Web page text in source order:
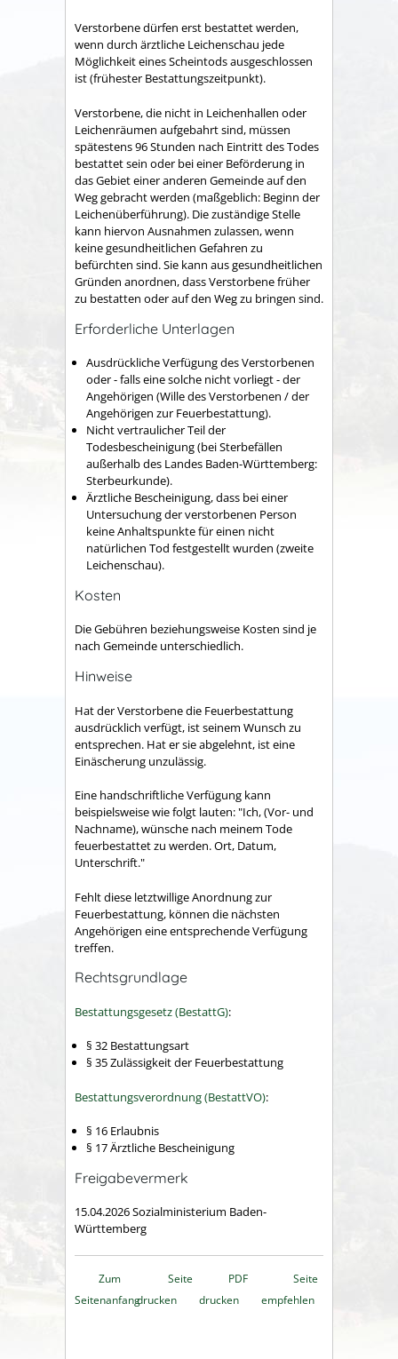
Verstorbene dürfen erst bestattet werden,
wenn durch ärztliche Leichenschau jede
Möglichkeit eines Scheintods ausgeschlossen
ist (frühester Bestattungszeitpunkt).
Verstorbene, die nicht in Leichenhallen oder
Leichenräumen aufgebahrt sind, müssen
spätestens 96 Stunden nach Eintritt des Todes
bestattet sein oder bei einer Beförderung in
das Gebiet einer anderen Gemeinde auf den
Weg gebracht werden (maßgeblich: Beginn der
Leichenüberführung). Die zuständige Stelle
kann hiervon Ausnahmen zulassen, wenn
keine gesundheitlichen Gefahren zu
befürchten sind. Sie kann aus gesundheitlichen
Gründen anordnen, dass Verstorbene früher
zu bestatten oder auf den Weg zu bringen sind.
Erforderliche Unterlagen
Ausdrückliche Verfügung des Verstorbenen
oder - falls eine solche nicht vorliegt - der
Angehörigen (Wille des Verstorbenen / der
Angehörigen zur Feuerbestattung).
Nicht vertraulicher Teil der
Todesbescheinigung (bei Sterbefällen
außerhalb des Landes Baden-Württemberg:
Sterbeurkunde).
Ärztliche Bescheinigung, dass bei einer
Untersuchung der verstorbenen Person
keine Anhaltspunkte für einen nicht
natürlichen Tod festgestellt wurden (zweite
Leichenschau).
Kosten
Die Gebühren beziehungsweise Kosten sind je
nach Gemeinde unterschiedlich.
Hinweise
Hat der Verstorbene die Feuerbestattung
ausdrücklich verfügt, ist seinem Wunsch zu
entsprechen. Hat er sie abgelehnt, ist eine
Einäscherung unzulässig.
Eine handschriftliche Verfügung kann
beispielsweise wie folgt lauten: "Ich, (Vor- und
Nachname), wünsche nach meinem Tode
feuerbestattet zu werden. Ort, Datum,
Unterschrift."
Fehlt diese letztwillige Anordnung zur
Feuerbestattung, können die nächsten
Angehörigen eine entsprechende Verfügung
treffen.
Rechtsgrundlage
Bestattungsgesetz (BestattG):
§ 32 Bestattungsart
§ 35 Zulässigkeit der Feuerbestattung
Bestattungsverordnung (BestattVO):
§ 16 Erlaubnis
§ 17 Ärztliche Bescheinigung
Freigabevermerk
15.04.2026 Sozialministerium Baden-
Württemberg
Zum
Seitenanfang
Seite
drucken
PDF
drucken
Seite
empfehlen